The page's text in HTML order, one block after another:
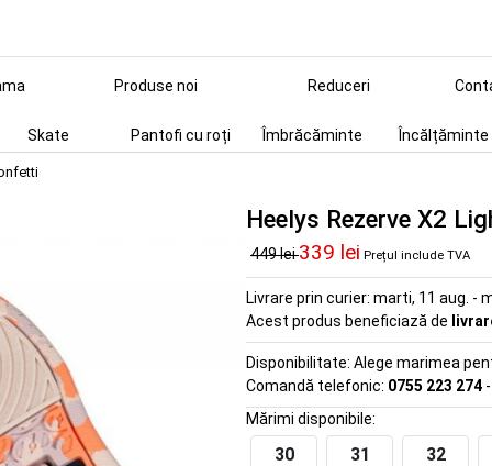
Produse noi Reduceri
Skate Pantofi cu roți Îmbrăcăminte Încălțăminte
Heelys Rezerve X2
449 lei339 lei Prețul include TVA
Livrare prin curier: marti, 11 aug. -
Acest produs beneficiază de
Disponibilitate: Alege marimea
Comandă telefonic: 0755 223 274
Mărimi disponibile:
30 31 32